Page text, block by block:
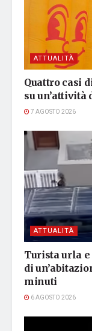
ATTUALITÀ
Quattro casi
su un’attività
7 AGOSTO 2026
ATTUALITÀ
Turista urla
di
minuti
6 AGOSTO 2026